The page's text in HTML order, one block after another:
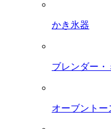
かき氷器
ブレンダー・
オーブントー